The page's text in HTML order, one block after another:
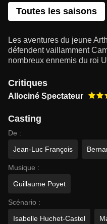
Toutes les saisons
Les aventures du jeune
défendent vaillamment
nombreux ennemis du roi
Critiques
Allociné Spectateur
Casting
De :
Jean-Luc François
Musique :
Guillaume Poyet
Scénario :
Isabelle Huchet-Castel